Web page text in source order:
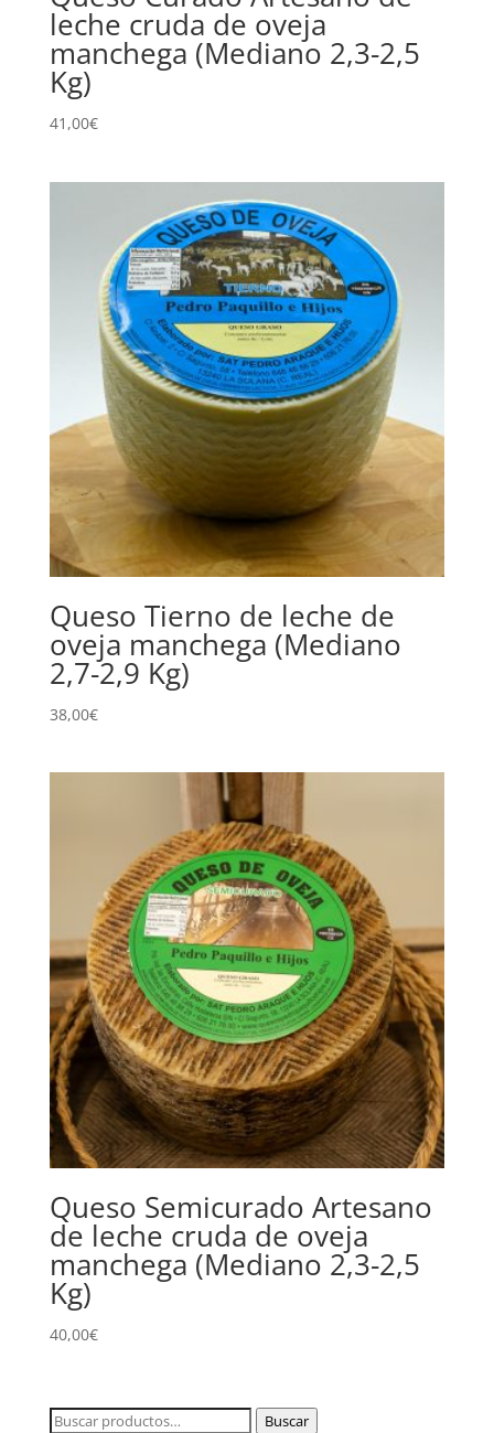
leche cruda de oveja
manchega (Mediano 2,3-2,5
Kg)
41,00€
Queso Tierno de leche de
oveja manchega (Mediano
2,7-2,9 Kg)
38,00€
Queso Semicurado Artesano
de leche cruda de oveja
manchega (Mediano 2,3-2,5
Kg)
40,00€
Buscar
Buscar